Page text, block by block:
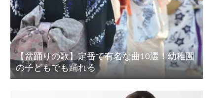
【盆踊りの歌】定番で有名な曲10選！幼稚園
の子どもでも踊れる